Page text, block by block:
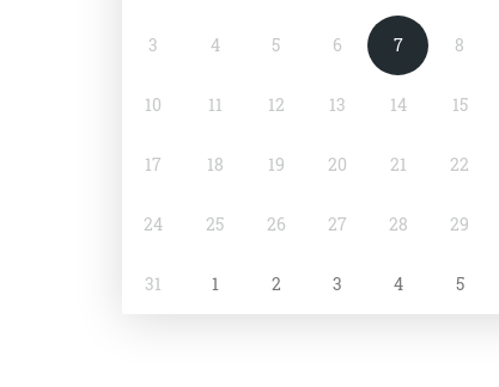
3 4 5 6 7 8
10 11 12 13 14 15
17 18 19 20 21 22
24 25 26 27 28 29
31 1 2 3 4 5